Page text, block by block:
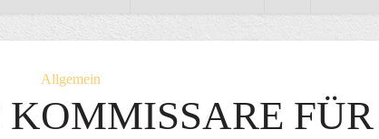
Allgemein
FÜR